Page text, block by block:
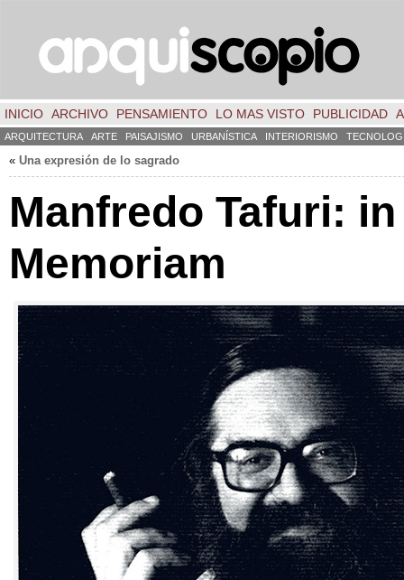
INICIO ARCHIVO PENSAMIENTO LO MAS VISTO PUBLICIDAD
ARQUITECTURA ARTE PAISAJISMO URBANÍSTICA INTERIORISMO
« Una expresión de lo sagrado
Manfredo Tafuri: in
Memoriam